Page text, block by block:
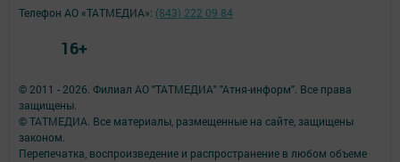
© 2011 - 2026. Филиал АО "ТАТМЕДИА" "Атня-информ". Все права
защищены.
© ТАТМЕДИА. Все материалы, размещенные на сайте, защищены
законом.
Перепечатка, воспроизведение и распространение в любом объеме
Телефон АО «ТАТМЕДИА»: (843) 222 09 84
16+